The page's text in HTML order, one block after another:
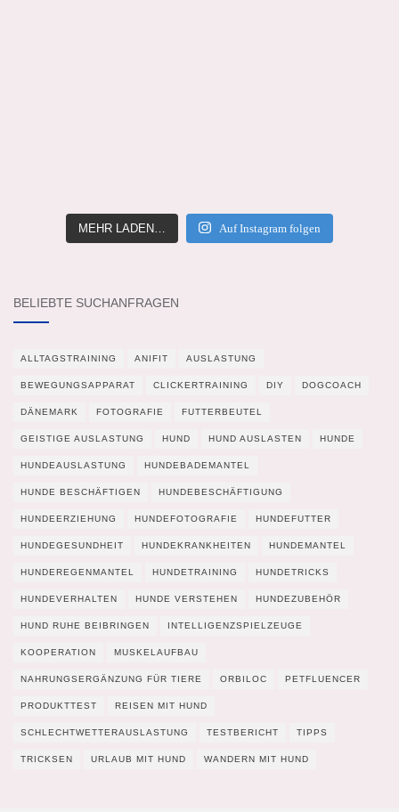
MEHR LADEN… Auf Instagram folgen
BELIEBTE SUCHANFRAGEN
ALLTAGSTRAINING ANIFIT AUSLASTUNG
BEWEGUNGSAPPARAT CLICKERTRAINING DIY DOGCOACH
DÄNEMARK FOTOGRAFIE FUTTERBEUTEL
GEISTIGE AUSLASTUNG HUND HUND AUSLASTEN HUNDE
HUNDEAUSLASTUNG HUNDEBADEMANTEL
HUNDE BESCHÄFTIGEN HUNDEBESCHÄFTIGUNG
HUNDEERZIEHUNG HUNDEFOTOGRAFIE HUNDEFUTTER
HUNDEGESUNDHEIT HUNDEKRANKHEITEN HUNDEMANTEL
HUNDEREGENMANTEL HUNDETRAINING HUNDETRICKS
HUNDEVERHALTEN HUNDE VERSTEHEN HUNDEZUBEHÖR
HUND RUHE BEIBRINGEN INTELLIGENZSPIELZEUGE
KOOPERATION MUSKELAUFBAU
NAHRUNGSERGÄNZUNG FÜR TIERE ORBILOC PETFLUENCER
PRODUKTTEST REISEN MIT HUND
SCHLECHTWETTERAUSLASTUNG TESTBERICHT TIPPS
TRICKSEN URLAUB MIT HUND WANDERN MIT HUND